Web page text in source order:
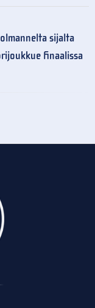
sijalta
finaalissa